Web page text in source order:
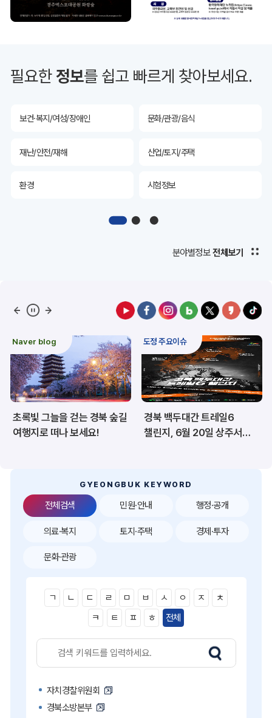
필요한정보를 쉽고 빠르게 찾아보세요.
투자유치 공공데이터&통계
산림 해양/수산
보건·복지/여성/장애인 문화/관광/음식
재난/안전/재해 산업/토지/주택
환경 시험정보
디지털아카이브
공공데이터&통계
산림 해양/수산
보건·복지/여성/장애인 문화/관광/음식
재난/안전/재해 산업/토지/주택
환경 시험정보
공공데이터&통계
분야별정보 전체보기
Naver blog
초록빛 그늘을 걷는 경북 숲길
여행지로 떠나 보세요!
도정 주요이슈
경북 백두대간 트레일6
챌린지, 6월 20일 상주서
GYEONGBUK KEYWORD
전체검색
ㄱ ㄴ ㄷ ㄹ ㅁ ㅂ ㅅ ㅇ ㅈ
ㅊ
ㅋ
ㅌ ㅍ ㅎ 전체
자치경찰위원회
경북소방본부
민원·안내 행정·공개
의료·복지 토지·주택 경제·투자
문화·관광